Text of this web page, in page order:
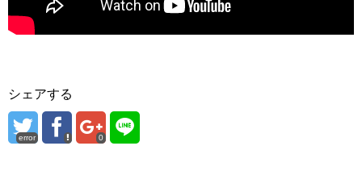
シェアする
error 0